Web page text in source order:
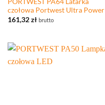
PORTWEST PA64 Latarka
czołowa Portwest Ultra Power
161,32zł brutto